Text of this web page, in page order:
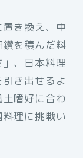
き換え、中
を積んだ料
、日本料理
き出せるよ
嗜好に合わ
理に挑戦い